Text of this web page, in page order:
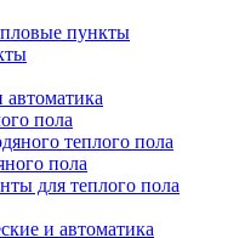
пункты
пола
теплого пола
пола
для теплого пола
и автоматика